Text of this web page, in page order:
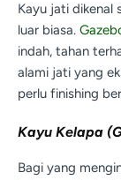
Kayu jati dikenal
luar biasa.
indah, tahan
alami jati yang
perlu finishing
Kayu Kelapa
Bagi yang